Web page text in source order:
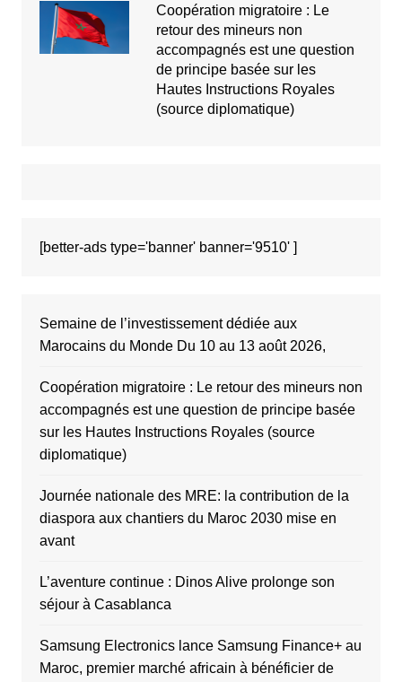
Coopération migratoire : Le
retour des mineurs non
accompagnés est une question
de principe basée sur les
Hautes Instructions Royales
(source diplomatique)
[better-ads type='banner' banner='9510' ]
Semaine de l’investissement dédiée aux
Marocains du Monde Du 10 au 13 août 2026,
Coopération migratoire : Le retour des mineurs non
accompagnés est une question de principe basée
sur les Hautes Instructions Royales (source
diplomatique)
Journée nationale des MRE: la contribution de la
diaspora aux chantiers du Maroc 2030 mise en
avant
L’aventure continue : Dinos Alive prolonge son
séjour à Casablanca
Samsung Electronics lance Samsung Finance+ au
Maroc, premier marché africain à bénéficier de